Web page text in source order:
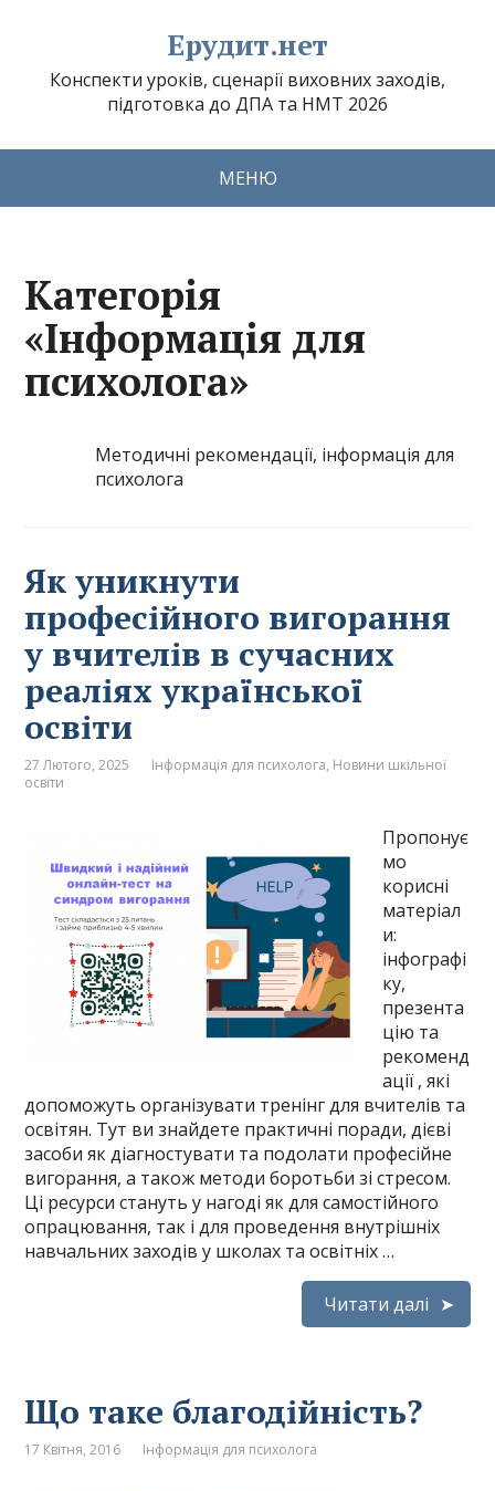
Ерудит.нет
Конспекти уроків, сценарії виховних заходів,
підготовка до ДПА та НМТ 2026
МЕНЮ
Категорія
«Інформація для
психолога»
Методичні рекомендації, інформація для
психолога
Як уникнути
професійного вигорання
у вчителів в сучасних
реаліях української
освіти
27 Лютого, 2025 Інформація для психолога, Новини шкільної
освіти
Пропонує
мо
корисні
матеріал
и:
інфографі
ку,
презента
цію та
рекоменд
ації , які
допоможуть організувати тренінг для вчителів та
освітян. Тут ви знайдете практичні поради, дієві
засоби як діагностувати та подолати професійне
вигорання, а також методи боротьби зі стресом.
Ці ресурси стануть у нагоді як для самостійного
опрацювання, так і для проведення внутрішніх
навчальних заходів у школах та освітніх …
Читати далі
Що таке благодійність?
17 Квітня, 2016 Інформація для психолога